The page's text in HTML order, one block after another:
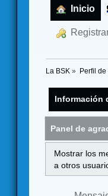
Inicio
La BSK » Perfil de
Información
Panel de
Mostrar los
a otros